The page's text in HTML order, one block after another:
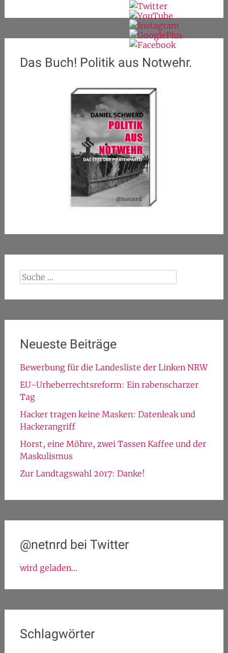
Das Buch! Politik aus Notwehr.
Suche
nach:
Neueste Beiträge
Bewerbung für die Landesliste der Linken NRW
EU-Urheberrechtsreform: Ein rabenscharzer
Tag
Hacker tragen keine Masken: Datenleak und
Hackerangriff
Horst, eine Möhre, zwei Tassen Kaffee und der
Maskulismus
Zur Landtagswahl 2017: Danke!
@netnrd bei Twitter
wird geladen...
Schlagwörter